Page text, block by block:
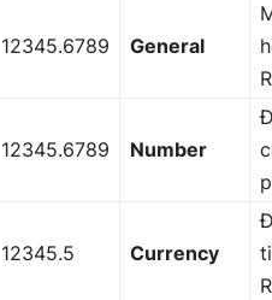
12345.6789 General
12345.6789 Number
12345.5 Currency